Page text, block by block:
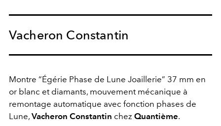
Vacheron Constantin
Montre “Égérie Phase de Lune Joaillerie” 37 mm en
or blanc et diamants, mouvement mécanique à
remontage automatique avec fonction phases de
Lune, Vacheron Constantin chez Quantième.